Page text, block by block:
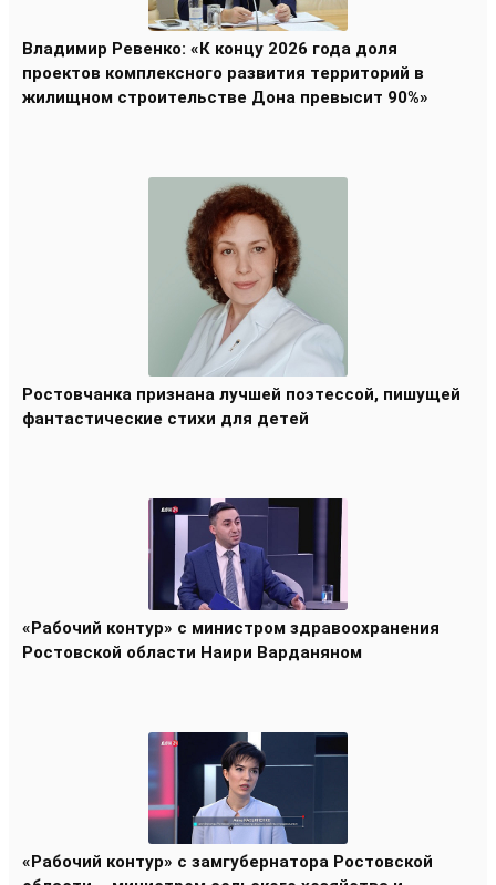
Владимир Ревенко: «К концу 2026 года доля
проектов комплексного развития территорий в
жилищном строительстве Дона превысит 90%»
Ростовчанка признана лучшей поэтессой, пишущей
фантастические стихи для детей
«Рабочий контур» с министром здравоохранения
Ростовской области Наири Варданяном
«Рабочий контур» с замгубернатора Ростовской